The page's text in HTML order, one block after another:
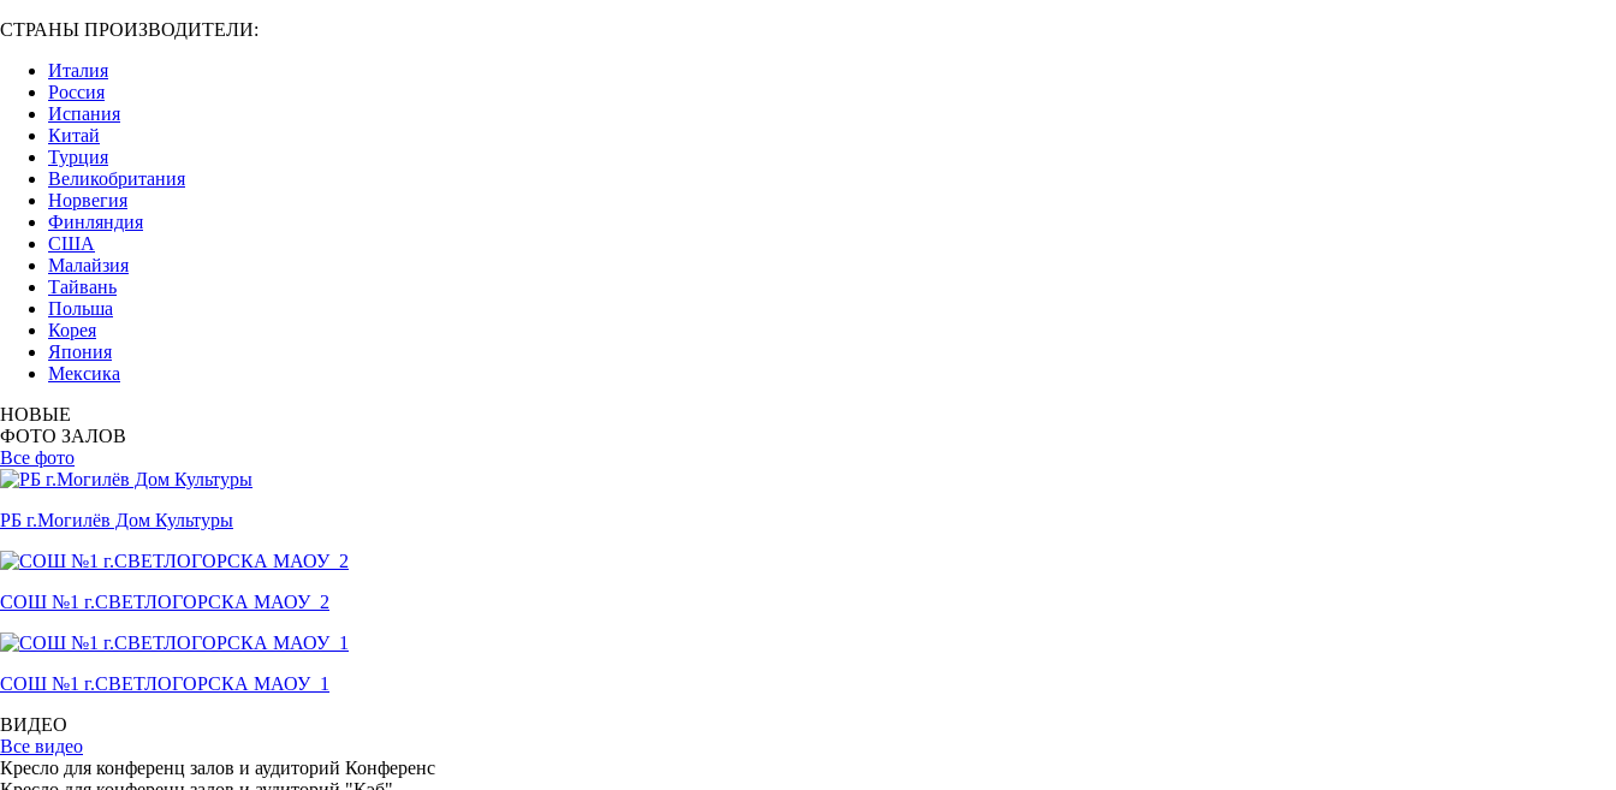
СТРАНЫ ПРОИЗВОДИТЕЛИ:
Италия
Россия
Испания
Китай
Турция
Великобритания
Норвегия
Финляндия
США
Малайзия
Тайвань
Польша
Корея
Япония
Мексика
НОВЫЕ
ФОТО ЗАЛОВ
Все фото
РБ г.Могилёв Дом Культуры
СОШ №1 г.СВЕТЛОГОРСКА МАОУ_2
СОШ №1 г.СВЕТЛОГОРСКА МАОУ_1
ВИДЕО
Все видео
Кресло для конференц залов и аудиторий Конференс